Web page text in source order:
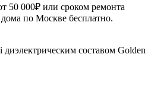
50 000₽ или сроком ремонта
по Москве бесплатно.
составом Golden